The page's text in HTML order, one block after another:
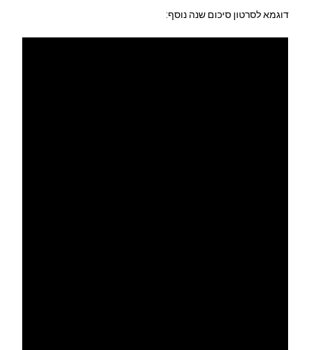
דוגמא לסרטון סיכום שנה נוסף: